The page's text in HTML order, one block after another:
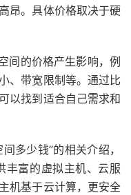
昂。具体价格取决于硬
间的价格产生影响，例
、带宽限制等。通过比
以找到适合自己需求和
多少钱”的相关介绍，
丰富的虚拟主机、云服
机基于云计算，更安全